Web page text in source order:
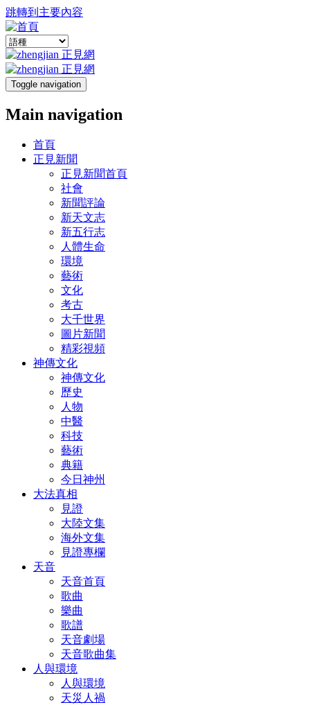
跳轉到主要內容
Toggle navigation
Main navigation
首頁
正見新聞
正見新聞首頁
社會
新聞評論
新天文志
新五行志
人體生命
環境
藝術
文化
考古
大千世界
圖片新聞
精彩視頻
神傳文化
神傳文化
歷史
人物
中醫
科技
藝術
典籍
今日神州
大法真相
見證
大陸文集
海外文集
見證專欄
天音
天音首頁
歌曲
樂曲
歌譜
天音劇場
天音歌曲集
人與環境
人與環境
天災人禍